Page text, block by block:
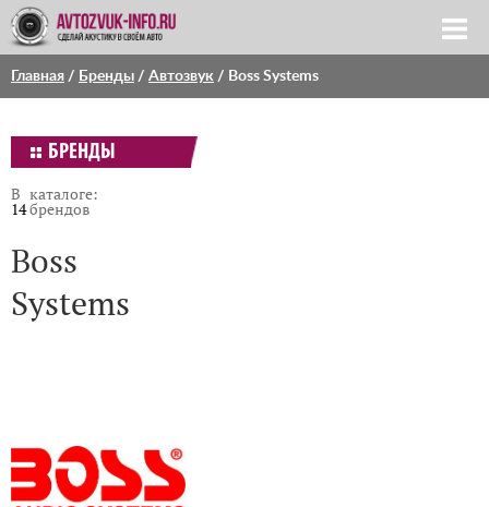
Главная / Бренды / Автозвук / Boss Systems
БРЕНДЫ
В каталоге:
14брендов
Boss
Systems